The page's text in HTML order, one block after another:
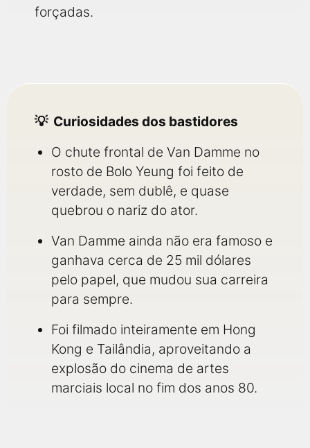
forçadas.
Curiosidades dos bastidores
O chute frontal de Van Damme no
rosto de Bolo Yeung foi feito de
verdade, sem dublê, e quase
quebrou o nariz do ator.
Van Damme ainda não era famoso e
ganhava cerca de 25 mil dólares
pelo papel, que mudou sua carreira
para sempre.
Foi filmado inteiramente em Hong
Kong e Tailândia, aproveitando a
explosão do cinema de artes
marciais local no fim dos anos 80.